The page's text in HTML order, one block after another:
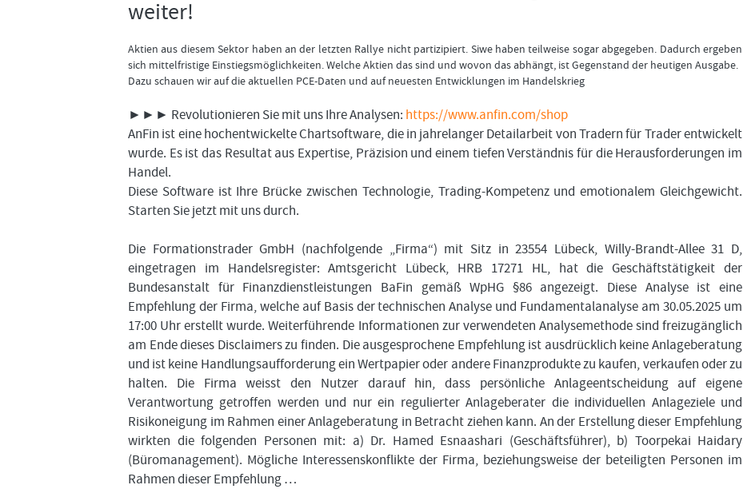
weiter!
Aktien aus diesem Sektor haben an der letzten Rallye nicht partizipiert. Siwe haben teilweise sogar abgegeben. Dadurch ergeben
sich mittelfristige Einstiegsmöglichkeiten. Welche Aktien das sind und wovon das abhängt, ist Gegenstand der heutigen Ausgabe.
Dazu schauen wir auf die aktuellen PCE-Daten und auf neuesten Entwicklungen im Handelskrieg
►►► Revolutionieren Sie mit uns Ihre Analysen: https://www.anfin.com/shop
AnFin ist eine hochentwickelte Chartsoftware, die in jahrelanger Detailarbeit von Tradern für Trader entwickelt
wurde. Es ist das Resultat aus Expertise, Präzision und einem tiefen Verständnis für die Herausforderungen im
Handel.
Diese Software ist Ihre Brücke zwischen Technologie, Trading-Kompetenz und emotionalem Gleichgewicht.
Starten Sie jetzt mit uns durch.
Die Formationstrader GmbH (nachfolgende „Firma“) mit Sitz in 23554 Lübeck, Willy-Brandt-Allee 31 D,
eingetragen im Handelsregister: Amtsgericht Lübeck, HRB 17271 HL, hat die Geschäftstätigkeit der
Bundesanstalt für Finanzdienstleistungen BaFin gemäß WpHG §86 angezeigt. Diese Analyse ist eine
Empfehlung der Firma, welche auf Basis der technischen Analyse und Fundamentalanalyse am 30.05.2025 um
17:00 Uhr erstellt wurde. Weiterführende Informationen zur verwendeten Analysemethode sind freizugänglich
am Ende dieses Disclaimers zu finden. Die ausgesprochene Empfehlung ist ausdrücklich keine Anlageberatung
und ist keine Handlungsaufforderung ein Wertpapier oder andere Finanzprodukte zu kaufen, verkaufen oder zu
halten. Die Firma weisst den Nutzer darauf hin, dass persönliche Anlageentscheidung auf eigene
Verantwortung getroffen werden und nur ein regulierter Anlageberater die individuellen Anlageziele und
Risikoneigung im Rahmen einer Anlageberatung in Betracht ziehen kann. An der Erstellung dieser Empfehlung
wirkten die folgenden Personen mit: a) Dr. Hamed Esnaashari (Geschäftsführer), b) Toorpekai Haidary
(Büromanagement). Mögliche Interessenskonflikte der Firma, beziehungsweise der beteiligten Personen im
Rahmen dieser Empfehlung …